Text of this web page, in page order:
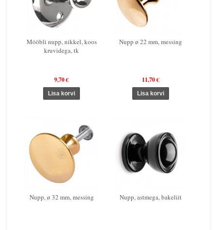
Mööbli nupp, nikkel, koos
kruvidega, tk
9,70 €
Nupp ø 22 mm, messing
11,70 €
Nupp, ø 32 mm, messing Nupp, astmega, bakeliit